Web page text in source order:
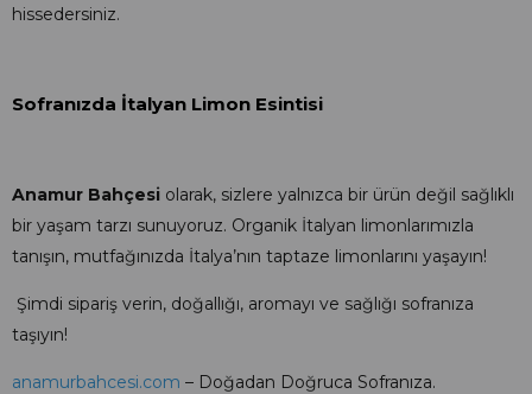
hissedersiniz.
Sofranızda İtalyan Limon Esintisi
Anamur Bahçesi olarak, sizlere yalnızca bir ürün değil sağlıklı
bir yaşam tarzı sunuyoruz. Organik İtalyan limonlarımızla
tanışın, mutfağınızda İtalya’nın taptaze limonlarını yaşayın!
Şimdi sipariş verin, doğallığı, aromayı ve sağlığı sofranıza
taşıyın!
anamurbahcesi.com – Doğadan Doğruca Sofranıza.